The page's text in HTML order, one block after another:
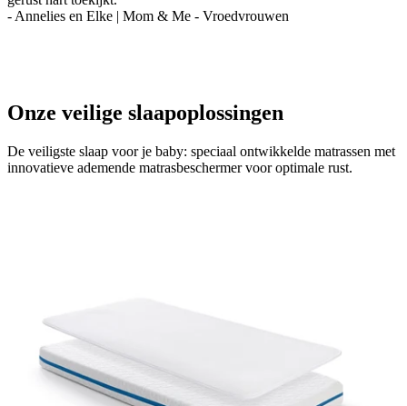
- Annelies en Elke | Mom & Me - Vroedvrouwen
Onze veilige slaapoplossingen
De veiligste slaap voor je baby: speciaal ontwikkelde matrassen met
innovatieve ademende matrasbeschermer voor optimale rust.